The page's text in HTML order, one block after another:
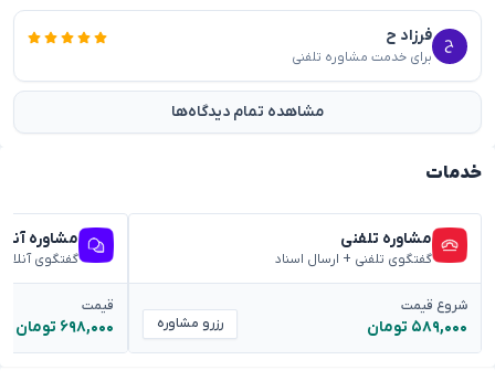
فرزاد ح
برای خدمت مشاوره تلفنی
مشاهده تمام دیدگاه‌ها
خدمات
مشاوره تلفنی
گفتگوی تلفنی + ارسال اسناد
شروع قیمت
۵۸۹,۰۰۰ تومان رزرو مشاوره
مشاوره
گفتگوی
قیمت
۶۹۸,۰۰۰ تومان